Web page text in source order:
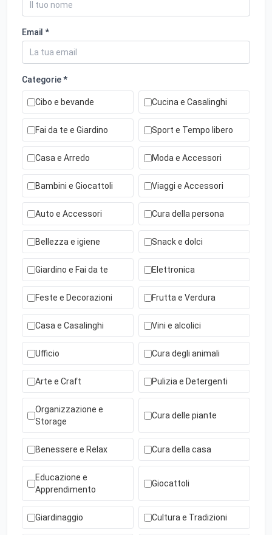
Email *
Categorie *
Cibo e bevande Cucina e Casalinghi
Fai da te e Giardino Sport e Tempo libero
Casa e Arredo Moda e Accessori
Bambini e Giocattoli Viaggi e Accessori
Auto e Accessori Cura della persona
Bellezza e igiene Snack e dolci
Giardino e Fai da te Elettronica
Feste e Decorazioni Frutta e Verdura
Casa e Casalinghi Vini e alcolici
Ufficio Cura degli animali
Arte e Craft Pulizia e Detergenti
Organizzazione e
Storage
Cura delle piante
Benessere e Relax Cura della casa
Educazione e
Apprendimento
Giocattoli
Giardinaggio Cultura e Tradizioni